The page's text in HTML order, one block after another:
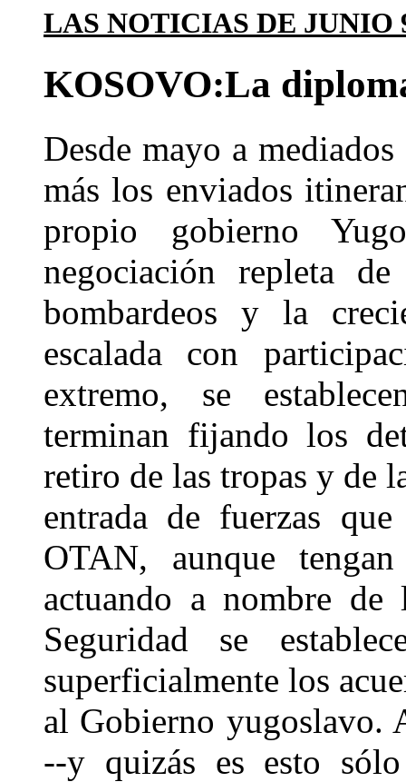
LAS NOTICIAS DE JUNIO
KOSOVO:La
Desde mayo a
más los enviados
propio gobierno
negociación repleta
bombardeos y la
escalada con
extremo, se
terminan fijando los
retiro de las tropas y de
entrada de fuerzas
OTAN, aunque
actuando a nombre
Seguridad se
superficialmente los
al Gobierno yugoslavo.
--y quizás es esto